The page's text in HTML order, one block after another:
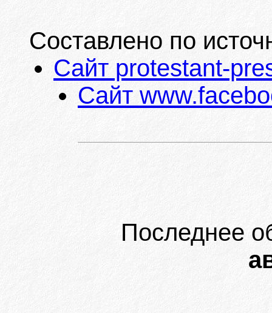
Составлено по
Сайт protestant-
Сайт
Последнее